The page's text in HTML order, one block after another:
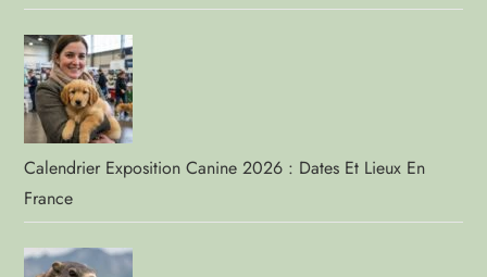
Calendrier Exposition Canine 2026 : Dates Et Lieux En
France